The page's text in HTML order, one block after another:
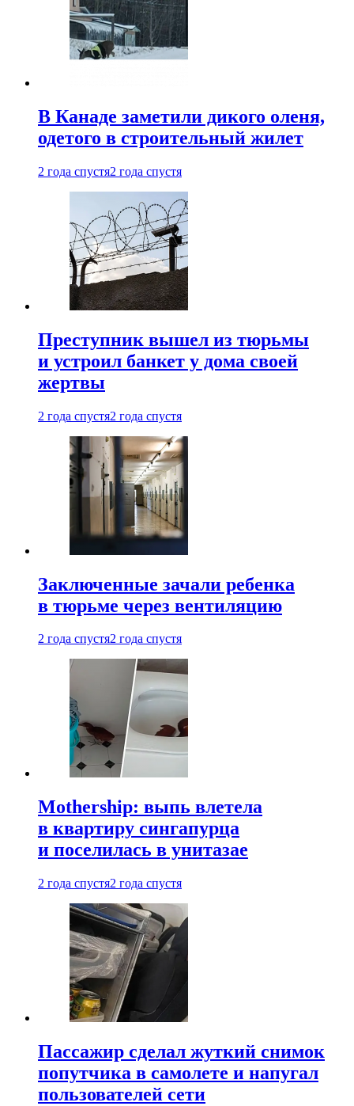
В Канаде заметили дикого оленя,
одетого в строительный жилет
2 года спустя2 года спустя
Преступник вышел из тюрьмы
и устроил банкет у дома своей
жертвы
2 года спустя2 года спустя
Заключенные зачали ребенка
в тюрьме через вентиляцию
2 года спустя2 года спустя
Mothership: выпь влетела
в квартиру сингапурца
и поселилась в унитазае
2 года спустя2 года спустя
Пассажир сделал жуткий снимок
попутчика в самолете и напугал
пользователей сети